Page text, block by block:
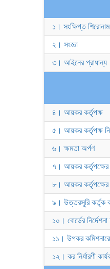
১। সংক্ষিপ্ত
২। সংজ্ঞা
৩। আইনের প্রাধান্য
৪। আয়কর কর্তৃপক্ষ
৫। আয়কর কর্তৃপক্ষ
৬। ক্ষমতা অর্পণ
৭। আয়কর কর্তৃপক্ষের
৮। আয়কর কর্তৃপক্ষের
৯। উত্তরসূরি কর্তৃক
১০। বোর্ডের
১১। উপকর
১২। কর নির্ধারণী